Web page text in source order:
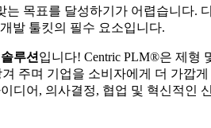
목표를 달성하기가 어렵습니다.
발 툴킷의 필수 요소입니다.
솔루션 입니다! Centric PLM®은 제형
주며 기업을 소비자에게 더 가깝
어, 의사결정, 협업 및 혁신적인